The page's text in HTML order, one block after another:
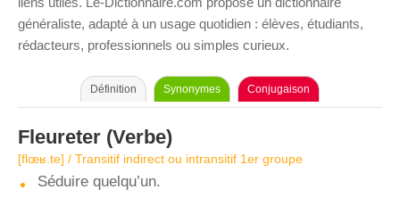
généraliste, adapté à un usage quotidien : élèves, étudiants,
rédacteurs, professionnels ou simples curieux.
Définition Synonymes Conjugaison
Fleureter (Verbe)
[flœʁ.te] / Transitif indirect ou intransitif 1er groupe
Séduire quelqu’un.